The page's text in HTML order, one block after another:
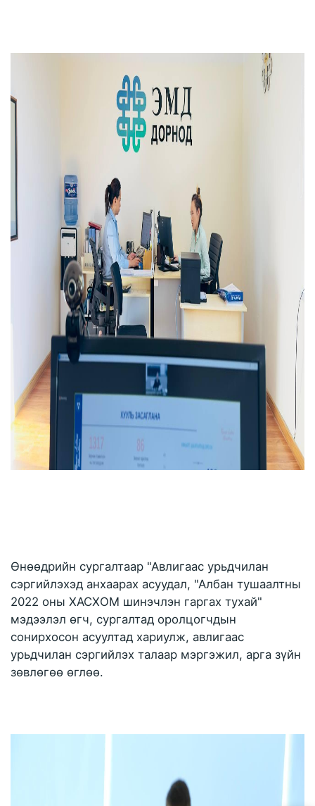
Өнөөдрийн сургалтаар "Авлигаас урьдчилан
сэргийлэхэд анхаарах асуудал, "Албан тушаалтны
2022 оны ХАСХОМ шинэчлэн гаргах тухай"
мэдээлэл өгч, сургалтад оролцогчдын
сонирхосон асуултад хариулж, авлигаас
урьдчилан сэргийлэх талаар мэргэжил, арга зүйн
зөвлөгөө өглөө.